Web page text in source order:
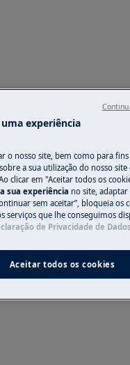
experiência
o nosso site, bem como para fins
a sua utilização do nosso site
clicar em "Aceitar todos os
sua experiência no site, adaptar
sem aceitar”, bloqueia os
serviços que lhe conseguimos
de Privacidade de Dados
Aceitar todos os cookies